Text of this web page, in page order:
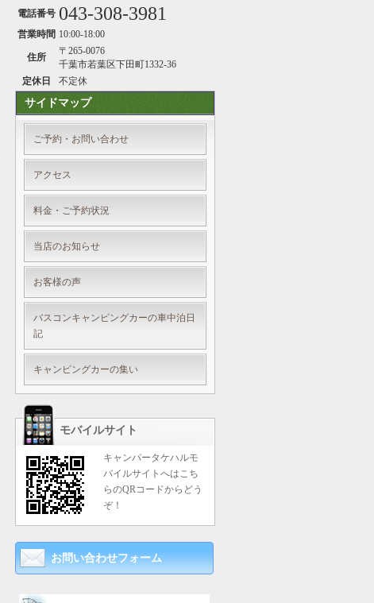
電話番号 043-308-3981
営業時間 10:00-18:00
住所
〒265-0076
千葉市若葉区下田町1332-36
定休日
不定休
サイドマップ
ご予約・お問い合わせ
アクセス
料金・ご予約状況
当店のお知らせ
お客様の声
バスコンキャンピングカーの車中泊日
記
キャンピングカーの集い
モバイルサイト
キャンパータケハルモ
バイルサイトへはこち
らのQRコードからどう
ぞ！
お問い合わせフォーム